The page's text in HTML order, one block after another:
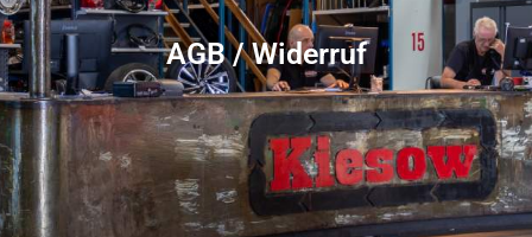
AGB / Widerruf